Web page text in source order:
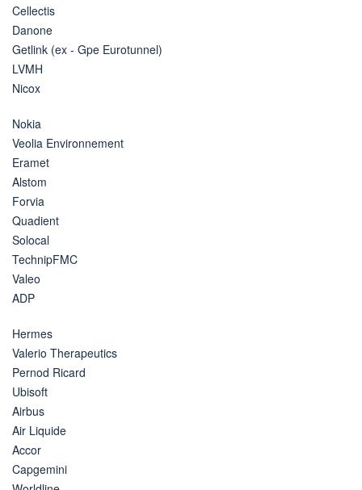
Cellectis
Danone
Getlink (ex - Gpe Eurotunnel)
LVMH
Nicox
Nokia
Veolia Environnement
Eramet
Alstom
Forvia
Quadient
Solocal
TechnipFMC
Valeo
ADP
Hermes
Valerio Therapeutics
Pernod Ricard
Ubisoft
Airbus
Air Liquide
Accor
Capgemini